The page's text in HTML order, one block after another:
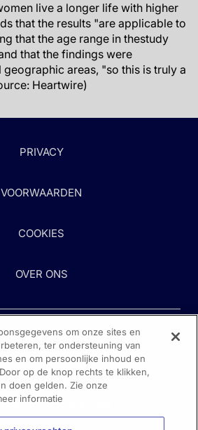
live a longer life with higher
that the results "are applicable to
that the age range in thestudy
that the findings were
areas, "so this is truly a
Heartwire)
PRIVACY
VOORWAARDEN
COOKIES
OVER ONS
u hulp nodig?
contact met ons op
om onze sites en
ter ondersteuning van
en om persoonlijke inhoud en
op de knop rechts te klikken,
doen gelden. Zie onze
informatie